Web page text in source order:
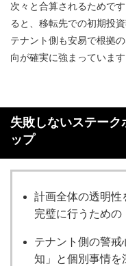
次々と合算されるためで
ると、移転先での初期投
テナント側も安易で根拠
向が確実に強まっています
失敗しないステー
ップ
計画全体の透明性
完璧に行うための
テナント側の警戒
知」と個別事情を